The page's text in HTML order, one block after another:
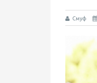
Смуф